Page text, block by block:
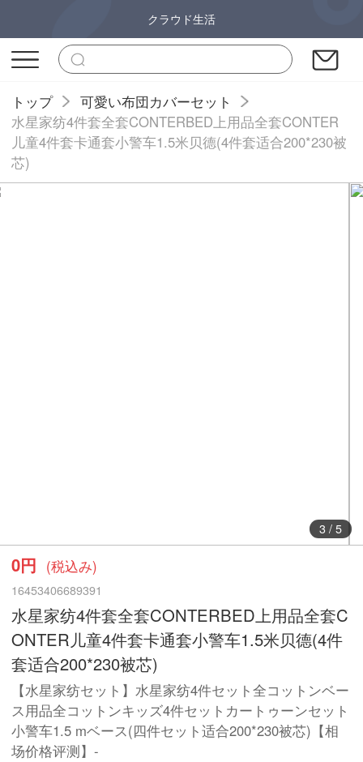
クラウド生活
トップ
可愛い布団カバーセット
水星家纺4件套全套CONTERBED上用品全套CONTER
儿童4件套卡通套小警车1.5米贝德(4件套适合200*230被
芯)
3/ 5
0円 (税込み)
16453406689391
水星家纺4件套全套CONTERBED上用品全套C
ONTER儿童4件套卡通套小警车1.5米贝德(4件
套适合200*230被芯)
【水星家纺セット】水星家纺4件セット全コットンベー
ス用品全コットンキッズ4件セットカートゥーンセット
小警车1.5 mベース(四件セット适合200*230被芯)【相
场价格评测】-